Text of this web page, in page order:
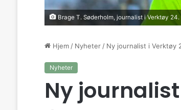
Brage T. Søderholm, journalist i Verktøy 24.
Hjem / Nyheter / Ny journalist i Verktøy
Nyheter
Ny